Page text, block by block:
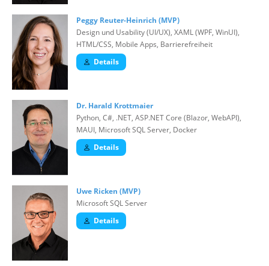
Peggy Reuter-Heinrich (MVP)
Design und Usability (UI/UX), XAML (WPF, WinUI),
HTML/CSS, Mobile Apps, Barrierefreiheit
Details
Dr. Harald Krottmaier
Python, C#, .NET, ASP.NET Core (Blazor, WebAPI),
MAUI, Microsoft SQL Server, Docker
Details
Uwe Ricken (MVP)
Microsoft SQL Server
Details